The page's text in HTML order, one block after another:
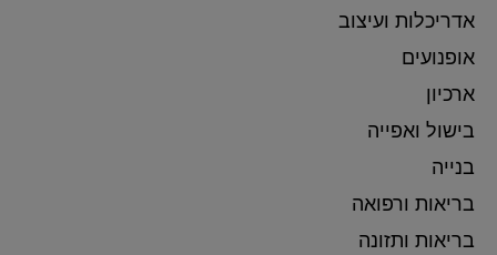
אדריכלות ועיצוב
אופנועים
ארכיון
בישול ואפייה
בנייה
בריאות ורפואה
בריאות ותזונה